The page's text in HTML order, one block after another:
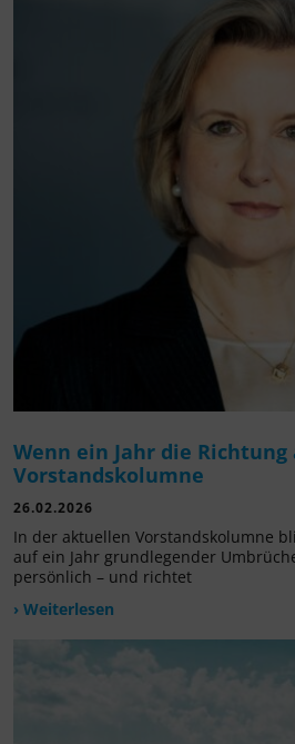
Wenn ein Jahr die
Vorstandskolumne
26.02.2026
In der aktuellen Vorstandskolumne
auf ein Jahr grundlegender
persönlich – und richtet
› Weiterlesen